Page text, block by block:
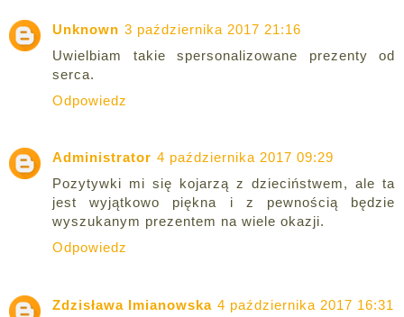
Unknown 3 października 2017 21:16
Uwielbiam takie spersonalizowane prezenty od
serca.
Odpowiedz
Administrator 4 października 2017 09:29
Pozytywki mi się kojarzą z dzieciństwem, ale ta
jest wyjątkowo piękna i z pewnością będzie
wyszukanym prezentem na wiele okazji.
Odpowiedz
Zdzisława Imianowska 4 października 2017 16:31